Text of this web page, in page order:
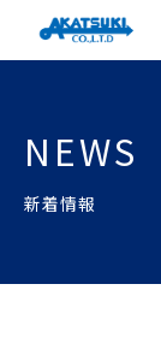
NEWS
新着情報